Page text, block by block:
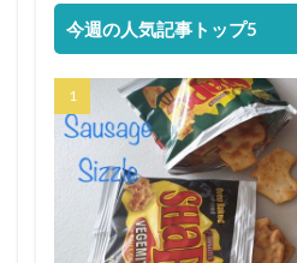
今週の人気記事トップ5